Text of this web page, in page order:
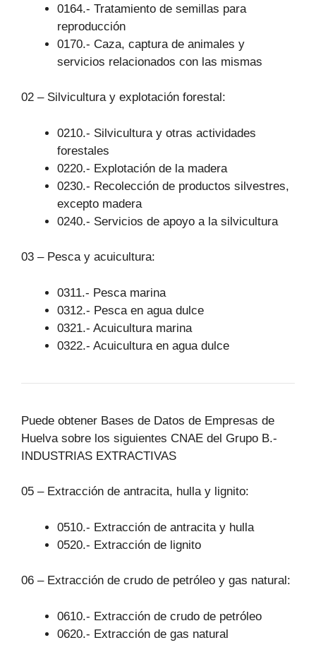
0164.- Tratamiento de semillas para
reproducción
0170.- Caza, captura de animales y
servicios relacionados con las mismas
02 – Silvicultura y explotación forestal:
0210.- Silvicultura y otras actividades
forestales
0220.- Explotación de la madera
0230.- Recolección de productos silvestres,
excepto madera
0240.- Servicios de apoyo a la silvicultura
03 – Pesca y acuicultura:
0311.- Pesca marina
0312.- Pesca en agua dulce
0321.- Acuicultura marina
0322.- Acuicultura en agua dulce
Puede obtener Bases de Datos de Empresas de
Huelva sobre los siguientes CNAE del Grupo B.-
INDUSTRIAS EXTRACTIVAS
05 – Extracción de antracita, hulla y lignito:
0510.- Extracción de antracita y hulla
0520.- Extracción de lignito
06 – Extracción de crudo de petróleo y gas natural:
0610.- Extracción de crudo de petróleo
0620.- Extracción de gas natural